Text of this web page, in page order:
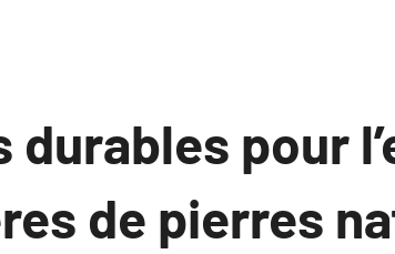
durables pour
de pierres